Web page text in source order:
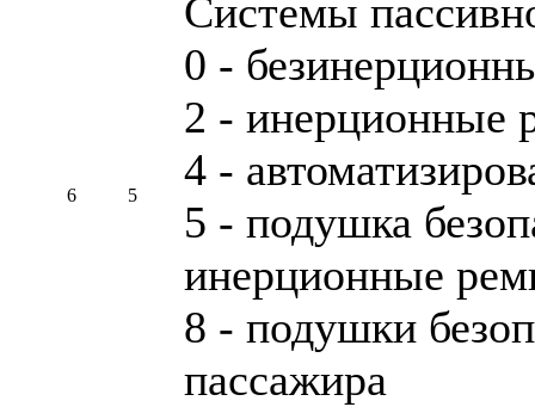
6 5
Системы
0 -
2 - инерционные
4 -
5 - подушка
инерционные
8 - подушки
пассажира